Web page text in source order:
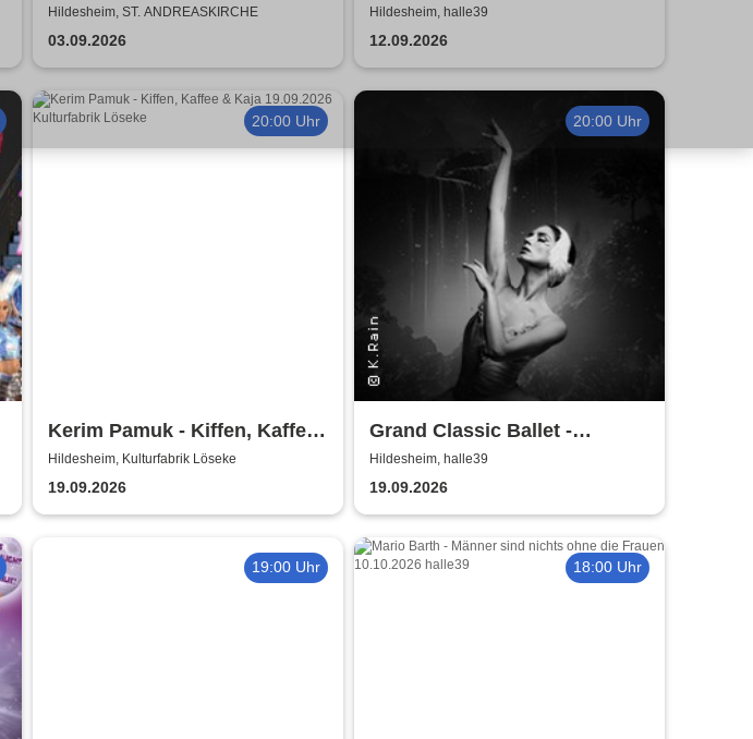
World
Hildesheim, ST. ANDREASKIRCHE
03.09.2026
Früher war alles besser,
oder?
Hildesheim, halle39
12.09.2026
20:00 Uhr
Kerim Pamuk - Kiffen, Kaffee
& Kajal
Hildesheim, Kulturfabrik Löseke
19.09.2026
20:00 Uhr
Grand Classic Ballet -
Schwanensee - Jenseits der
Bühne mit live Streichquartett
Hildesheim, halle39
19.09.2026
19:00 Uhr 18:00 Uhr